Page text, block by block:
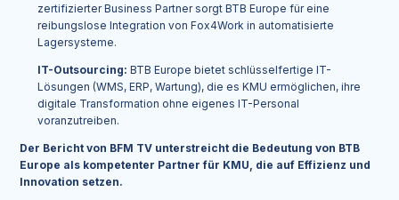
zertifizierter Business Partner sorgt BTB Europe für eine
reibungslose Integration von Fox4Work in automatisierte
Lagersysteme.
IT-Outsourcing: BTB Europe bietet schlüsselfertige IT-
Lösungen (WMS, ERP, Wartung), die es KMU ermöglichen, ihre
digitale Transformation ohne eigenes IT-Personal
voranzutreiben.
Der Bericht von BFM TV unterstreicht die Bedeutung von BTB
Europe als kompetenter Partner für KMU, die auf Effizienz und
Innovation setzen.